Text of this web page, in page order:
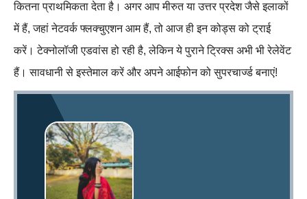
कितना प्राथमिकता देता है। अगर आप मीरुत या उत्तर प्रदेश जैसे इलाकों
में हैं, जहां नेटवर्क फ्लक्चुएशन आम हैं, तो आज ही इन कोड्स को ट्राई
करें। टेक्नोलॉजी एडवांस हो रही है, लेकिन ये पुराने ट्रिक्स अभी भी रेलेवेंट
हैं। सावधानी से इस्तेमाल करें और अपने आईफोन को सुपरचार्ज्ड बनाएं!